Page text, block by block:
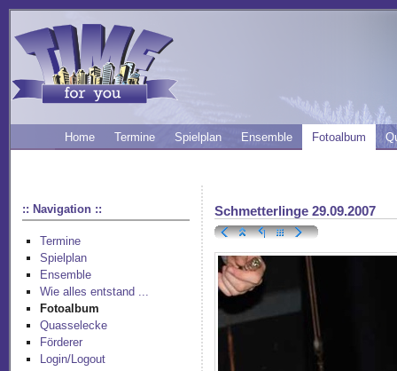
Home Termine Spielplan Ensemble Fotoalbum
:: Navigation ::
Termine
Spielplan
Ensemble
Wie alles entstand ...
Fotoalbum
Quasselecke
Förderer
Login/Logout
Schmetterlinge 29.09.2007